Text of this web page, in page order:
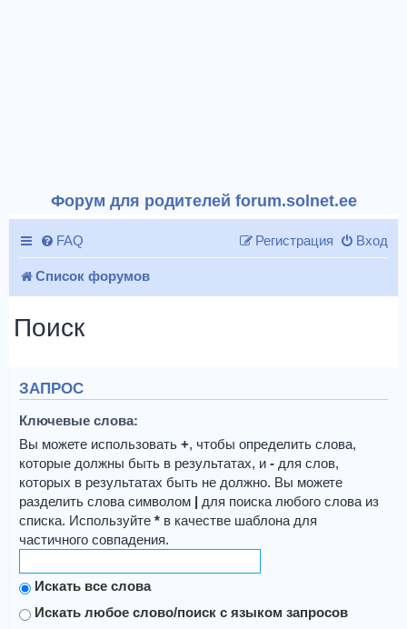
Форум для родителей forum.solnet.ee
FAQ Вход
Регистрация
Список форумов
Поиск
ЗАПРОС
Ключевые слова:
Вы можете использовать +, чтобы определить слова,
которые должны быть в результатах, и - для слов,
которых в результатах быть не должно. Вы можете
разделить слова символом | для поиска любого слова из
списка. Используйте * в качестве шаблона для
частичного совпадения.
Искать все слова
Искать любое слово/поиск с языком запросов